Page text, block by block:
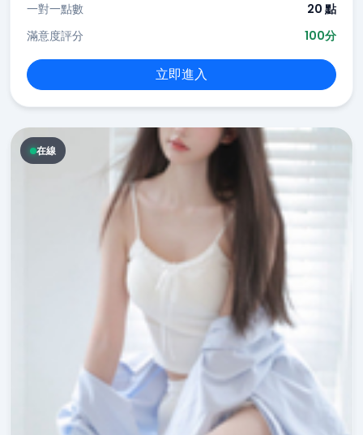
一對一點數
20 點
滿意度評分
100分
立即進入
在線